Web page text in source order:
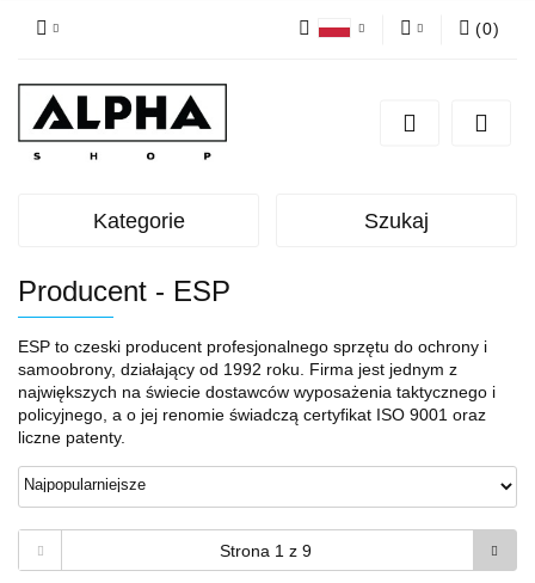
Zarejestruj się
(0)
Kategorie Szukaj
Producent - ESP
ESP to czeski producent profesjonalnego sprzętu do ochrony i
samoobrony, działający od 1992 roku. Firma jest jednym z
największych na świecie dostawców wyposażenia taktycznego i
policyjnego, a o jej renomie świadczą certyfikat ISO 9001 oraz
liczne patenty.